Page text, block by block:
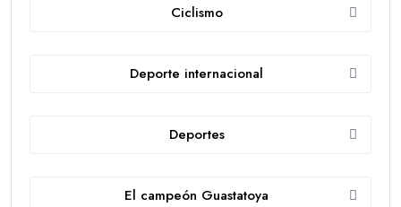
Ciclismo
Deporte internacional
Deportes
El campeón Guastatoya